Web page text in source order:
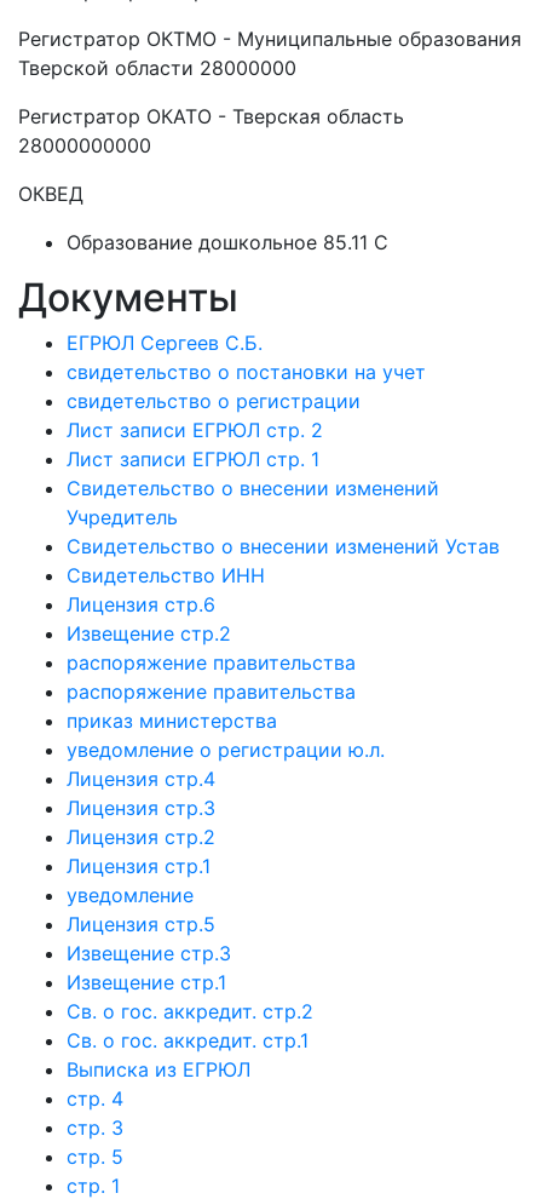
Регистратор ОКТМО - Муниципальные образования
Тверской области 28000000
Регистратор ОКАТО - Тверская область
28000000000
ОКВЕД
Образование дошкольное 85.11 C
Документы
ЕГРЮЛ Сергеев С.Б.
свидетельство о постановки на учет
свидетельство о регистрации
Лист записи ЕГРЮЛ стр. 2
Лист записи ЕГРЮЛ стр. 1
Свидетельство о внесении изменений
Учредитель
Свидетельство о внесении изменений Устав
Свидетельство ИНН
Лицензия стр.6
Извещение стр.2
распоряжение правительства
распоряжение правительства
приказ министерства
уведомление о регистрации ю.л.
Лицензия стр.4
Лицензия стр.3
Лицензия стр.2
Лицензия стр.1
уведомление
Лицензия стр.5
Извещение стр.3
Извещение стр.1
Св. о гос. аккредит. стр.2
Св. о гос. аккредит. стр.1
Выписка из ЕГРЮЛ
стр. 4
стр. 3
стр. 5
стр. 1